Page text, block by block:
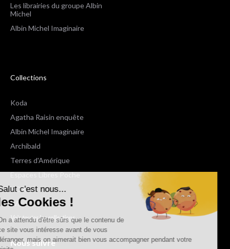
Salut c'est nous...
les Cookies !
On a attendu d'être sûrs que le contenu de
ce site vous intéresse avant de vous
déranger, mais on aimerait bien vous accompagner pendant votre
Les librairies du groupe Albin
Michel
Albin Michel Imaginaire
Collections
Koda
Agatha Raisin enquête
Albin Michel Imaginaire
Archibald
Terres d'Amérique
Espaces Libres Poche
NOX
Wiz
Voir toutes les collections
Nous suivre